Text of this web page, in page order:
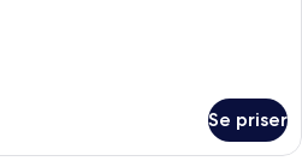
Se priser